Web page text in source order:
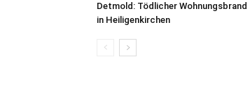
Detmold: Tödlicher Wohnungsbrand
in Heiligenkirchen